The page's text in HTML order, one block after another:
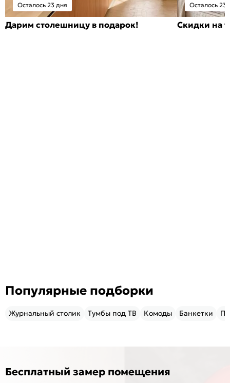
Осталось 23 дня
Дарим столешницу в подарок!
Осталось 23
Скидки на
Популярные подборки
Журнальный столик Тумбы под ТВ Комоды Банкетки
Бесплатный замер помещения